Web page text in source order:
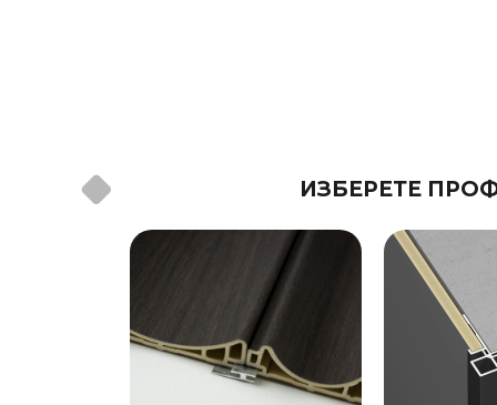
Метод на
снаждане
Фрезовано снаждане /
ИЗБЕРЕТЕ